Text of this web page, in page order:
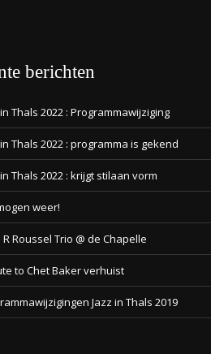
berichten
Thals 2022 : Programmawijziging
Thals 2022 : programma is gekend
Thals 2022 : krijgt stilaan vorm
weer!
R Roussel Trio @ de Chapelle
to Chet Baker verhuist
Jazz in Thals 2019